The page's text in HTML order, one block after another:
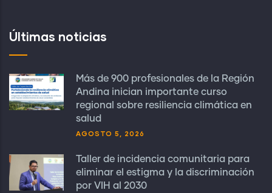
Últimas noticias
Más de 900 profesionales de la Región
Andina inician importante curso
regional sobre resiliencia climática en
salud
AGOSTO 5, 2026
Taller de incidencia comunitaria para
eliminar el estigma y la discriminación
por VIH al 2030